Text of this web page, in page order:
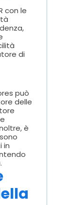
con le
di
può
delle
è
in